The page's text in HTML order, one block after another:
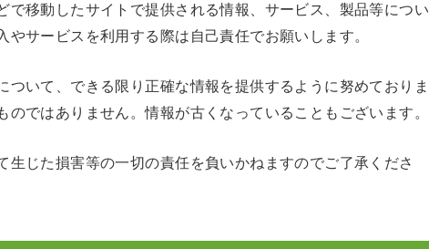
で移動したサイトで提供される情報、サービス、製品等につい
サービスを利用する際は自己責任でお願いします。
ついて、できる限り正確な情報を提供するように努めておりま
ではありません。情報が古くなっていることもございます。
生じた損害等の一切の責任を負いかねますのでご了承くださ